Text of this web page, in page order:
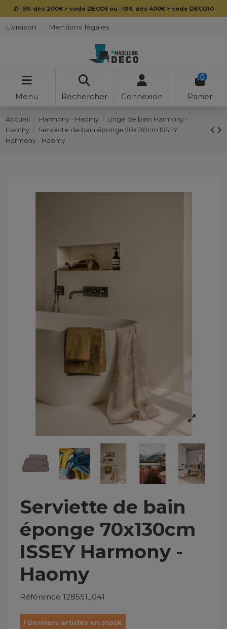
🎁 -5% dès 200€ > code DECO5 ou -10% dès 400€ > code DECO10
Livraison Mentions légales
Menu Rechercher Connexion
0
Panier
Accueil Harmony - Haomy
Linge de bain Harmony -
Haomy
Serviette de bain éponge 70x130cm ISSEY
Harmony - Haomy
Serviette de bain
éponge 70x130cm
ISSEY Harmony -
Haomy
Référence 128551_041
Derniers articles en stock